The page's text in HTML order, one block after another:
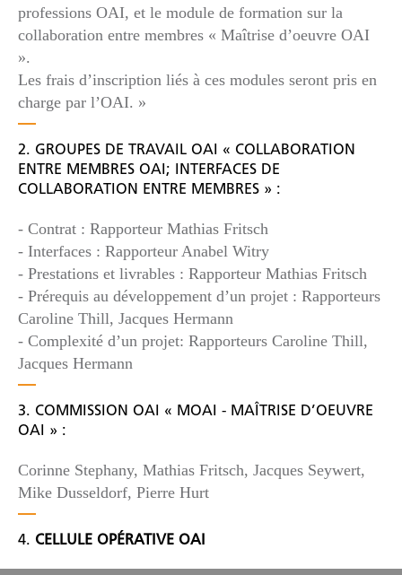
professions OAI, et le module de formation sur la
collaboration entre membres « Maîtrise d’oeuvre OAI
».
Les frais d’inscription liés à ces modules seront pris en
charge par l’OAI. »
2. GROUPES DE TRAVAIL OAI « COLLABORATION
ENTRE MEMBRES OAI; INTERFACES DE
COLLABORATION ENTRE MEMBRES » :
- Contrat : Rapporteur Mathias Fritsch
- Interfaces : Rapporteur Anabel Witry
- Prestations et livrables : Rapporteur Mathias Fritsch
- Prérequis au développement d’un projet : Rapporteurs
Caroline Thill, Jacques Hermann
- Complexité d’un projet: Rapporteurs Caroline Thill,
Jacques Hermann
3. COMMISSION OAI « MOAI - MAÎTRISE D’OEUVRE
OAI » :
Corinne Stephany, Mathias Fritsch, Jacques Seywert,
Mike Dusseldorf, Pierre Hurt
4. CELLULE OPÉRATIVE OAI